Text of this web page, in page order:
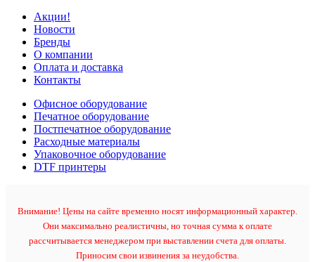
Акции!
Новости
Бренды
О компании
Оплата и доставка
Контакты
Офисное оборудование
Печатное оборудование
Постпечатное оборудование
Расходные материалы
Упаковочное оборудование
DTF принтеры
Внимание! Цены на сайте временно носят информационный характер.
Они максимально реалистичны, но точная сумма к оплате
рассчитывается менеджером при выставлении счета для оплаты.
Приносим свои извинения за неудобства.